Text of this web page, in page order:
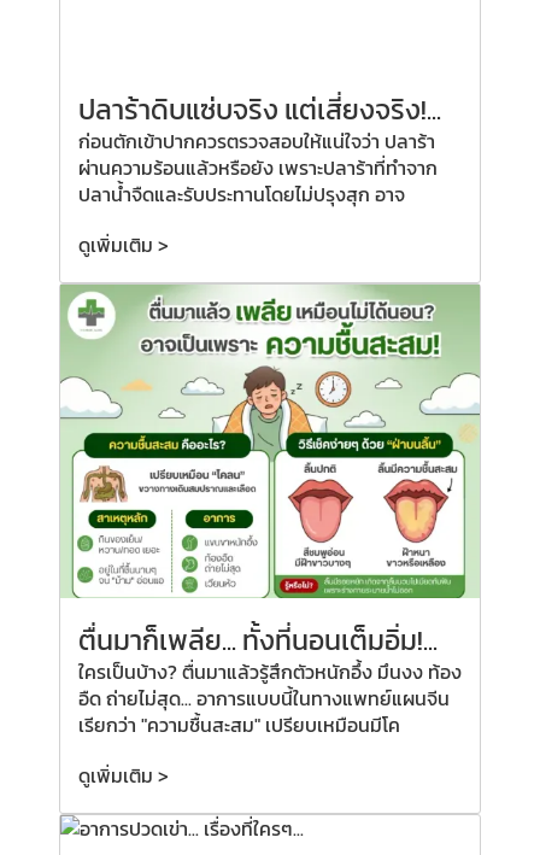
ปลาร้าดิบแซ่บจริง แต่เสี่ยงจริง!...
ก่อนตักเข้าปากควรตรวจสอบให้แน่ใจว่า ปลาร้า
ผ่านความร้อนแล้วหรือยัง เพราะปลาร้าที่ทำจาก
ปลาน้ำจืดและรับประทานโดยไม่ปรุงสุก อาจ
ดูเพิ่มเติม >
ตื่นมาก็เพลีย... ทั้งที่นอนเต็มอิ่ม!...
ใครเป็นบ้าง? ตื่นมาแล้วรู้สึกตัวหนักอึ้ง มึนงง ท้อง
อืด ถ่ายไม่สุด... อาการแบบนี้ในทางแพทย์แผนจีน
เรียกว่า "ความชื้นสะสม" เปรียบเหมือนมีโค
ดูเพิ่มเติม >